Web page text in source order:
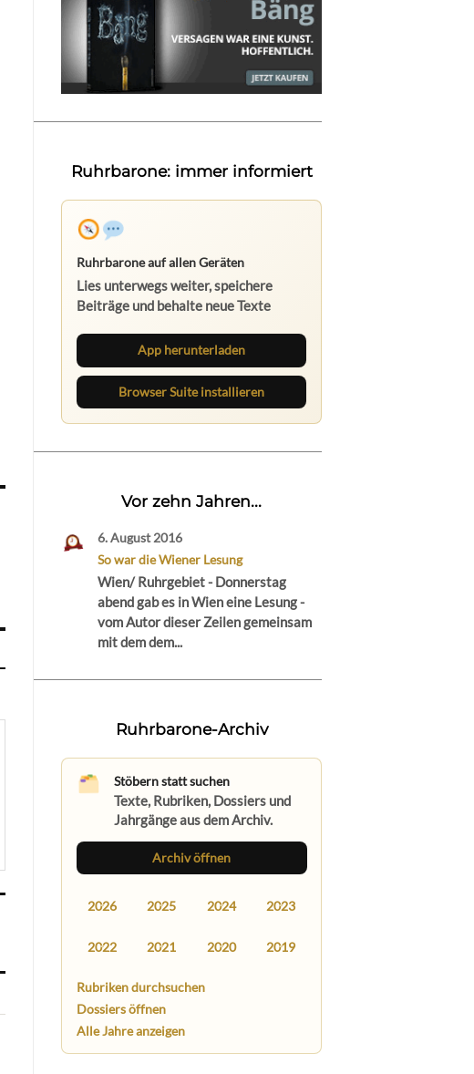
Ruhrbarone: immer informiert
Ruhrbarone auf allen Geräten
Lies unterwegs weiter, speichere
Beiträge und behalte neue Texte
App herunterladen
Browser Suite installieren
Vor zehn Jahren...
6. August 2016
So war die Wiener Lesung
Wien/ Ruhrgebiet - Donnerstag
abend gab es in Wien eine Lesung -
vom Autor dieser Zeilen gemeinsam
mit dem dem...
Ruhrbarone-Archiv
Stöbern statt suchen
Texte, Rubriken, Dossiers und
Jahrgänge aus dem Archiv.
Archiv öffnen
2026 2025 2024 2023
2022 2021 2020 2019
Rubriken durchsuchen
Dossiers öffnen
Alle Jahre anzeigen